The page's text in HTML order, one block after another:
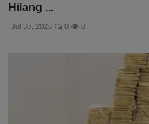
Hilang ...
Jul 30, 2026 0 8